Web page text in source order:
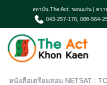
สถาบัน The Act. ขอนแก่น | ควา
043-257-176, 088-564-
หน้าแรก
หนังสือเตรียมสอบ NETSAT :